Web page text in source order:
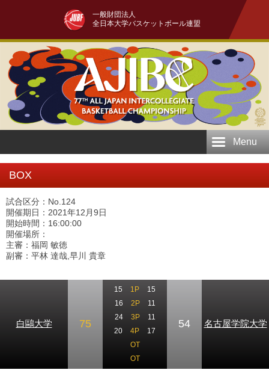
一般財団法人
全日本大学バスケットボール連盟
Menu
BOX
試合区分：No.124
開催期日：2021年12月9日
開始時間：16:00:00
開催場所：
主審：福岡 敏徳
副審：平林 達哉,早川 貴章
白鷗大学 75
15 1P
15
16
2P
11
24
3P
11
20
4P
17
OT
OT
54 名古屋学院大学